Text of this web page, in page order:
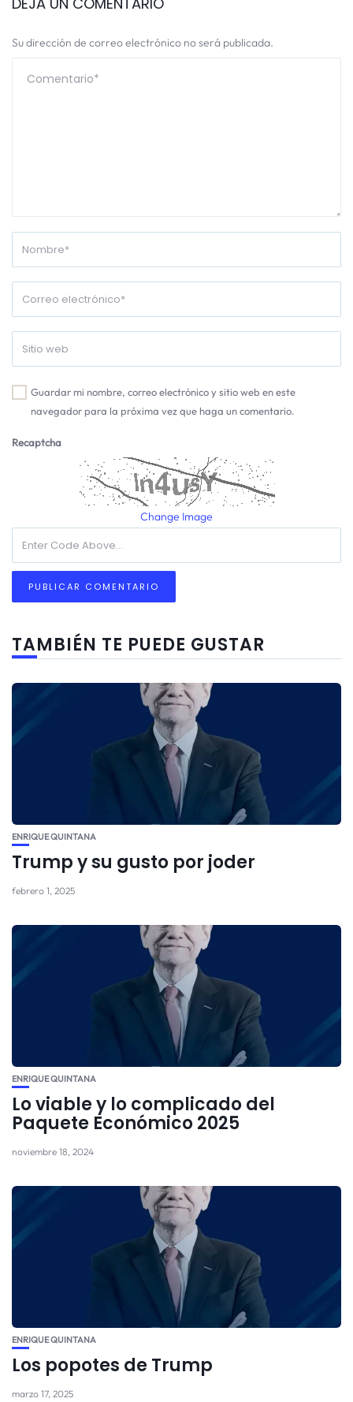
Su dirección de correo electrónico no será publicada.
Guardar mi nombre, correo electrónico y sitio web en este
navegador para la próxima vez que haga un comentario.
Recaptcha
Change Image
TAMBIÉN TE PUEDE GUSTAR
ENRIQUE QUINTANA
Trump y su gusto por joder
febrero 1, 2025
ENRIQUE QUINTANA
Lo viable y lo complicado del
Paquete Económico 2025
noviembre 18, 2024
ENRIQUE QUINTANA
Los popotes de Trump
marzo 17, 2025